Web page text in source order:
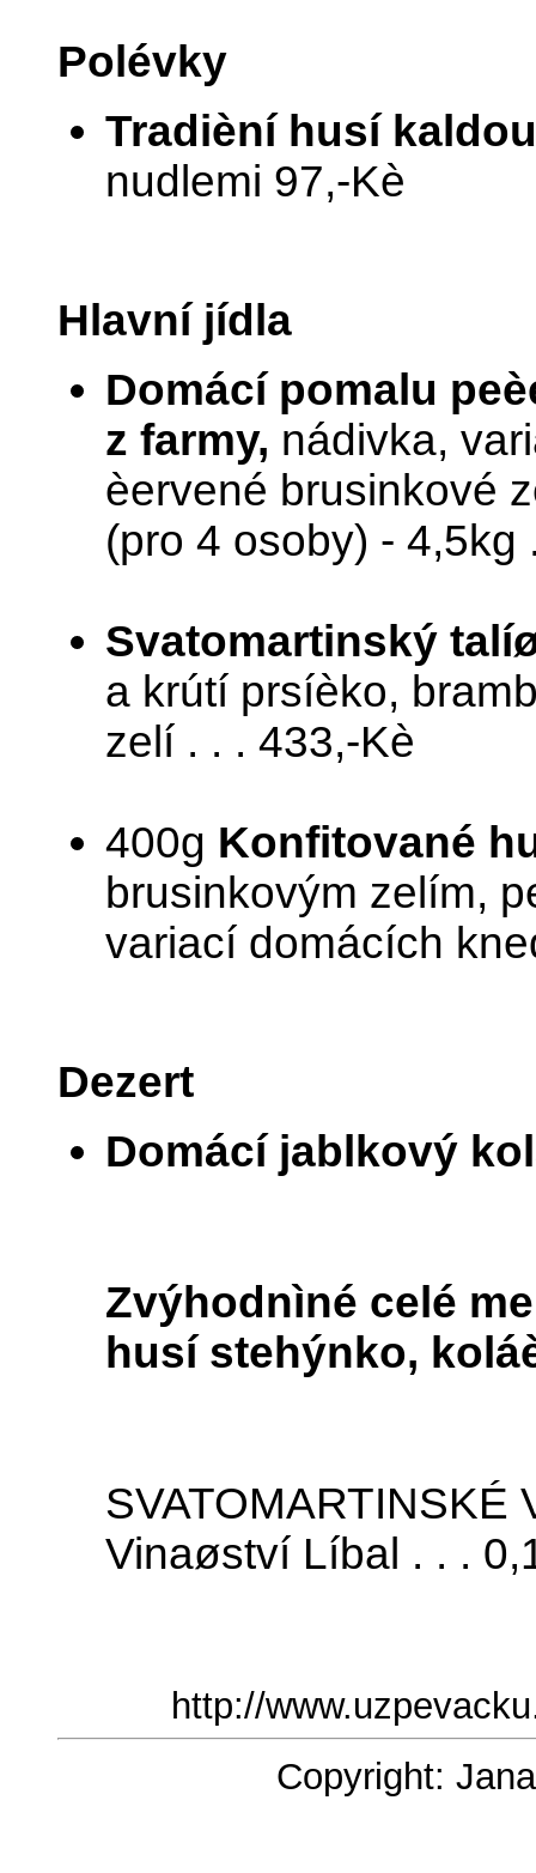
Polévky
Tradièní husí
nudlemi 97,-Kè
Hlavní jídla
Domácí pomalu
z farmy, nádivka,
èervené brusinkové
(pro 4 osoby) - 4,5kg
Svatomartinský
a krútí prsíèko,
zelí . . . 433,-Kè
400g Konfitované
brusinkovým zelím,
variací domácích
Dezert
Domácí jablkový
Zvýhodnìné celé
husí stehýnko,
SVATOMARTINSKÉ
Vinaøství Líbal . . .
http://
Copyright: